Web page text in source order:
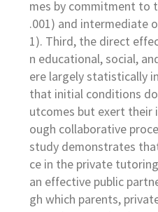
mes by commitment to
.001) and intermediate
1). Third, the direct
n educational, social,
ere largely statistically
that initial conditions
utcomes but exert their
ough collaborative
study demonstrates
ce in the private
an effective public
gh which parents,